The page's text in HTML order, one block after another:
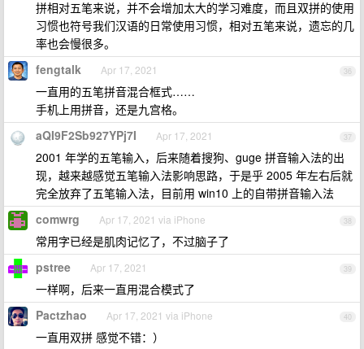
拼相对五笔来说，并不会增加太大的学习难度，而且双拼的使用
习惯也符号我们汉语的日常使用习惯，相对五笔来说，遗忘的几
率也会慢很多。
36
fengtalk Apr 17, 2021
一直用的五笔拼音混合框式……
手机上用拼音，还是九宫格。
37
aQI9F2Sb927YPj7I Apr 17, 2021
2001 年学的五笔输入，后来随着搜狗、guge 拼音输入法的出
现，越来越感觉五笔输入法影响思路，于是乎 2005 年左右后就
完全放弃了五笔输入法，目前用 win10 上的自带拼音输入法
38
comwrg Apr 17, 2021 via iPhone
常用字已经是肌肉记忆了，不过脑子了
39
pstree Apr 17, 2021
一样啊，后来一直用混合模式了
40
Pactzhao Apr 17, 2021 via iPhone
一直用双拼 感觉不错：）